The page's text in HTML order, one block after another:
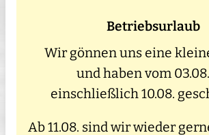
Betriebsurlaub
Wir gönnen uns eine
und haben vom
einschließlich 10.08.
Ab 11.08. sind wir wieder